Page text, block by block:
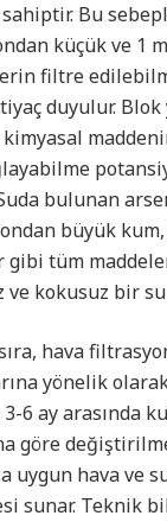
Bu
küçük ve 1
filtre
duyulur. Blok
bulunan
büyük kum,
gibi tüm
ve kokusuz bir
sıra, hava
yönelik
6 ay arasında
göre
uygun hava ve
sunar. Teknik